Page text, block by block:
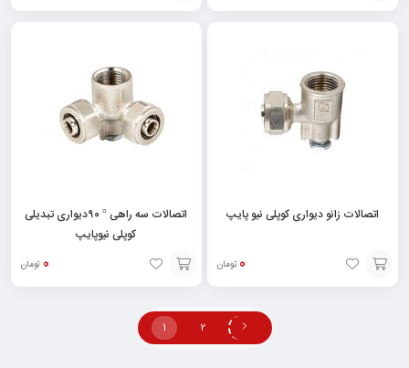
انتخاب
انتخاب
اتصالات زانو دیواری کوپلی نیو پایپ
0 تومان
انتخاب
اتصالات سه راهی ° ۹۰دیواری تبدیلی
کوپلی نیوپایپ
0 تومان
انتخاب
گزینه 1 2